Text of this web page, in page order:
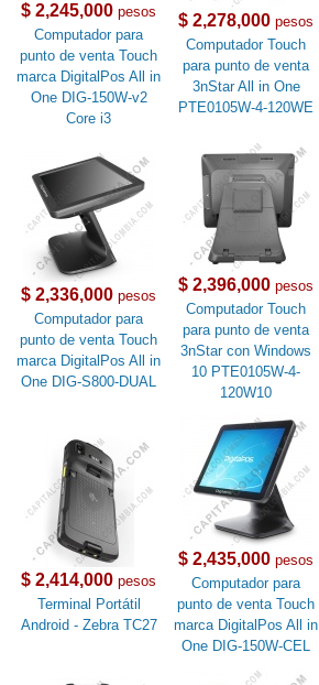
$ 2,245,000 pesos
Computador para
punto de venta Touch
marca DigitalPos All in
One DIG-150W-v2
Core i3
$ 2,278,000 pesos
Computador Touch
para punto de venta
3nStar All in One
PTE0105W-4-120WE
$ 2,336,000 pesos
Computador para
punto de venta Touch
marca DigitalPos All in
One DIG-S800-DUAL
$ 2,396,000 pesos
Computador Touch
para punto de venta
3nStar con Windows
10 PTE0105W-4-
120W10
$ 2,414,000 pesos
Terminal Portátil
Android - Zebra TC27
$ 2,435,000 pesos
Computador para
punto de venta Touch
marca DigitalPos All in
One DIG-150W-CEL